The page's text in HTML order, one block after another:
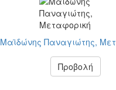
Μαϊδώνης Παναγιώτης,
Προβολή